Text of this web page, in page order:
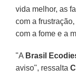
vida melhor, as
com a
com a fome e a
"A Brasil
aviso", ressalta